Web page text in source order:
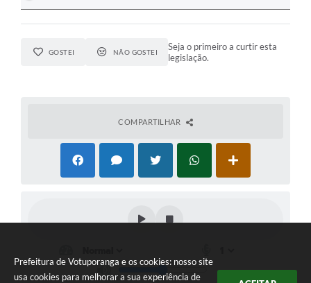
Prefeitura de Votuporanga e os cookies: nosso site
usa cookies para melhorar a sua experiência de
GOSTEI NÃO GOSTEI
Seja o primeiro a curtir esta
legislação.
COMPARTILHAR